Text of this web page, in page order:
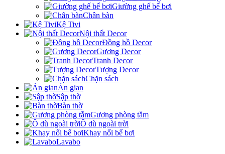
Giường ghế bể bơi
Chân bàn
Kệ Tivi
Nội thất Decor
Đồng hồ Decor
Gương Decor
Tranh Decor
Tượng Decor
Chặn sách
Án gian
Sập thờ
Bàn thờ
Gương phòng tắm
Ô dù ngoài trời
Khay nổi bể bơi
Lavabo